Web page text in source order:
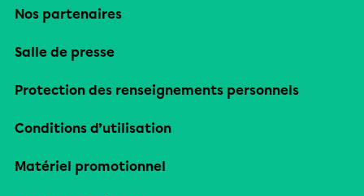
Nos partenaires
Salle de presse
Protection des renseignements personnels
Conditions d’utilisation
Matériel promotionnel